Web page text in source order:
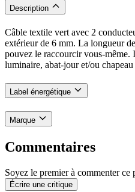
Description
Câble textile vert avec 2
extérieur de 6 mm. La longueur
pouvez le raccourcir vous-
luminaire, abat-jour et/ou
Label énergétique
Marque
Commentaires
Soyez le premier à commenter ce
Écrire une critique